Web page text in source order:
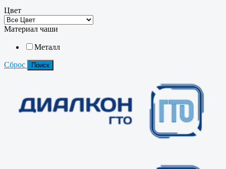
Цвет
Материал чаши
Металл
Сброс